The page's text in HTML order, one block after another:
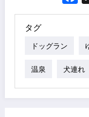
タグ
ドッグラン
温泉 犬連れ